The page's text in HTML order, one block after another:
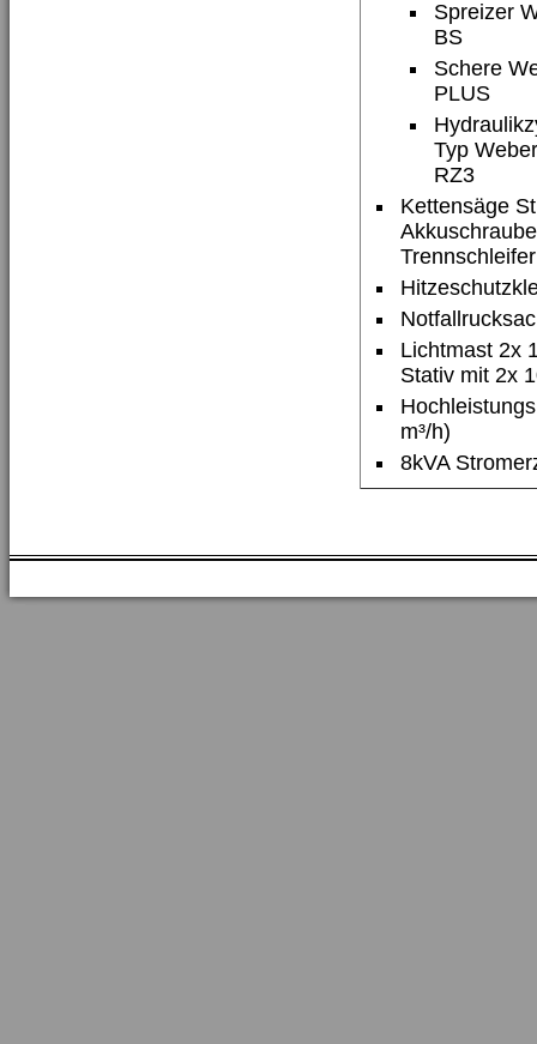
Spreizer
BS
Schere
PLUS
Typ
RZ3
Kettensäge
Trennschleifer
Lichtmast 2x
Stativ mit 2x
m³/h)
8kVA